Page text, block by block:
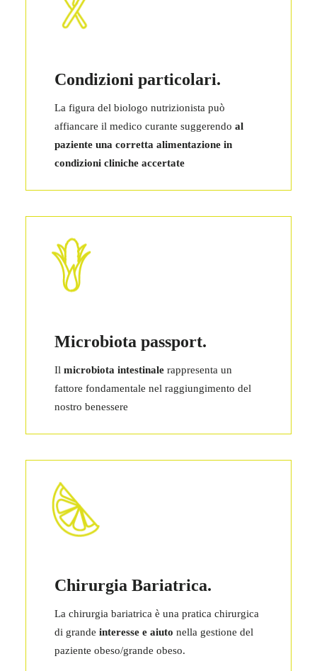
Condizioni particolari.
La figura del biologo nutrizionista può
affiancare il medico curante suggerendo al
paziente una corretta alimentazione in
condizioni cliniche accertate
Microbiota passport.
Il microbiota intestinale rappresenta un
fattore fondamentale nel raggiungimento del
nostro benessere
Chirurgia Bariatrica.
La chirurgia bariatrica è una pratica chirurgica
di grande interesse e aiuto nella gestione del
paziente obeso/grande obeso.